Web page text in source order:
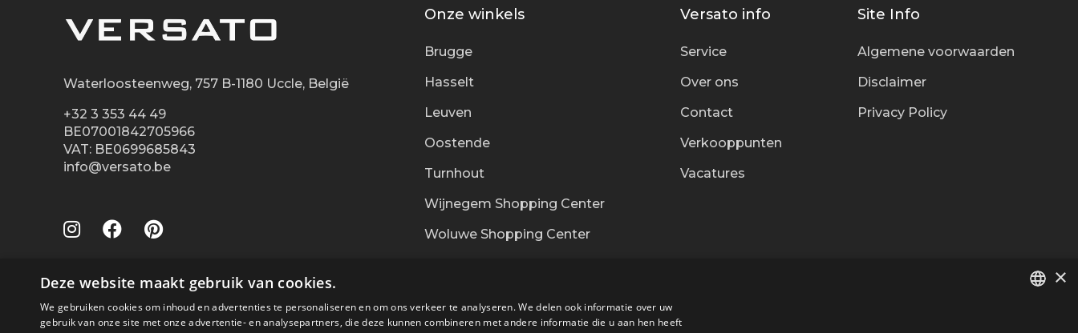
Waterloosteenweg, 757 B-1180 Uccle, België
+32 3 353 44 49
BE07001842705966
VAT: BE0699685843
info@versato.be
Onze winkels
Brugge
Hasselt
Leuven
Oostende
Turnhout
Wijnegem Shopping Center
Woluwe Shopping Center
Versato info
Service
Over ons
Contact
Verkooppunten
Vacatures
Site Info
Algemene voorwaarden
Disclaimer
Privacy Policy
×
Deze website maakt gebruik van cookies.
We gebruiken cookies om inhoud en advertenties te personaliseren en om ons verkeer te analyseren. We delen ook informatie over uw
gebruik van onze site met onze advertentie- en analysepartners, die deze kunnen combineren met andere informatie die u aan hen heeft